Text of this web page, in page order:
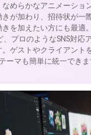
めらかなアニメーショ
が加わり、招待状が一
を加えたい方にも最適
プロのようなSNS対応
ゲストやクライアント
ーマも簡単に統一できま